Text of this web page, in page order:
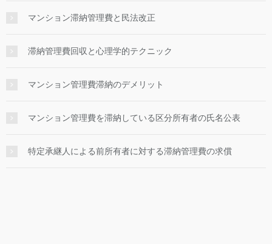
マンション滞納管理費と民法改正
滞納管理費回収と心理学的テクニック
マンション管理費滞納のデメリット
マンション管理費を滞納している区分所有者の氏名公表
特定承継人による前所有者に対する滞納管理費の求償